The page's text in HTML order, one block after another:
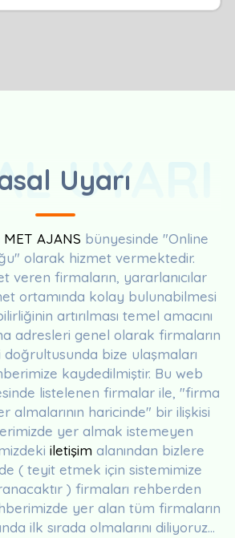
Uyarı
UYARI
MET AJANS bünyesinde "Online
olarak hizmet vermektedir.
veren firmaların, yararlanıcılar
ortamında kolay bulunabilmesi
artırılması temel amacını
adresleri genel olarak firmaların
bize ulaşmaları
kaydedilmiştir. Bu web
listelenen firmalar ile, "firma
almalarının haricinde" bir ilişkisi
yer almak istemeyen
iletişim alanından bizlere
( teyit etmek için sistemimize
) firmaları rehberden
yer alan tüm firmaların
ilk sırada olmalarını diliyoruz...